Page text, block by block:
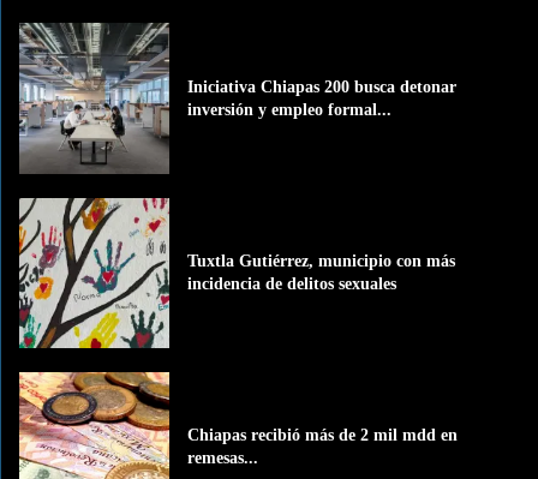
Iniciativa Chiapas 200 busca detonar
inversión y empleo formal...
Tuxtla Gutiérrez, municipio con más
incidencia de delitos sexuales
Chiapas recibió más de 2 mil mdd en
remesas...